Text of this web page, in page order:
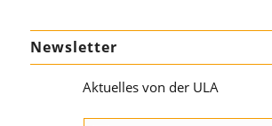
Newsletter
Aktuelles von der ULA